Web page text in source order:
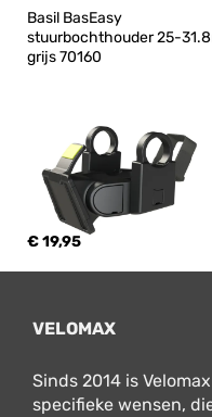
Basil BasEasy
stuurbochthouder 25-
grijs 70160
€ 19,95
VELOMAX
Sinds 2014 is
specifieke wensen,